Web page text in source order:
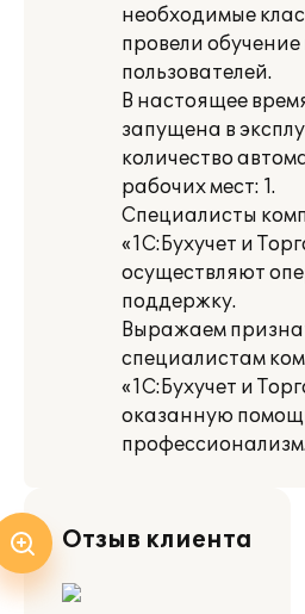
необходимые
провели
пользователей.
В настоящее
запущена в
количество
рабочих мест: 1.
Специалисты
«1С:Бухучет и
осуществляют
поддержку.
Выражаем
специалистам
«1С:Бухучет и
оказанную
Отзыв клиента